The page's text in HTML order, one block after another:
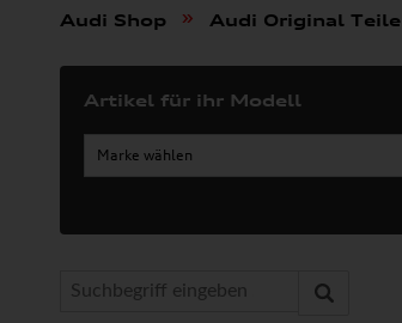
Audi Shop » Audi Original Teile
Artikel für ihr Modell
Marke wählen